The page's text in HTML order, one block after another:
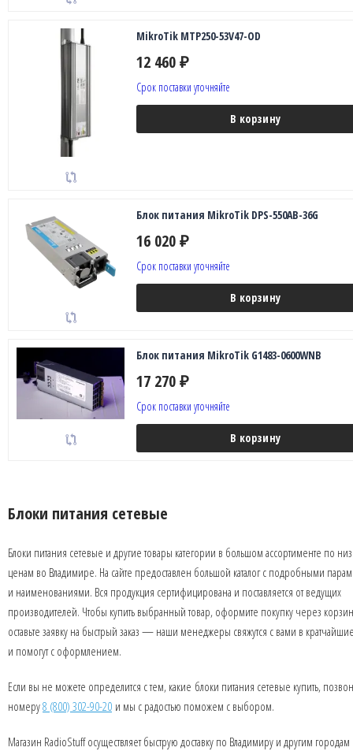
MikroTik MTP250-53V47-OD
12 460 ₽
Срок поставки уточняйте
В корзину
Блок питания MikroTik DPS-550AB-36G
16 020 ₽
Срок поставки уточняйте
В корзину
Блок питания MikroTik G1483-0600WNB
17 270 ₽
Срок поставки уточняйте
В корзину
Блоки питания сетевые
Блоки питания сетевые и другие товары категории в большом ассортименте по
ценам во Владимире. На сайте предоставлен большой каталог с подробными
и наименованиями. Вся продукция сертифицирована и поставляется от ведущих
производителей. Чтобы купить выбранный товар, оформите покупку через
оставьте заявку на быстрый заказ — наши менеджеры свяжутся с вами в
и помогут с оформлением.
Если вы не можете определится с тем, какие блоки питания сетевые купить,
номеру8 (800) 302-90-20 и мы с радостью поможем с выбором.
Магазин RadioStuff осуществляет быструю доставку по Владимиру и другим